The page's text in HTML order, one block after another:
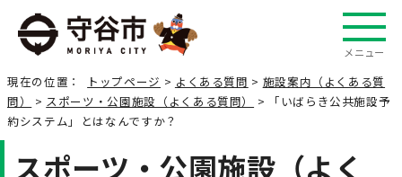
メニュー
現在の位置： トップページ > よくある質問 > 施設案内（よくある質
問）
> スポーツ・公園施設（よくある質問）
> 「いばらき公共施設予
約システム」とはなんですか？
スポーツ・公園施設（よく